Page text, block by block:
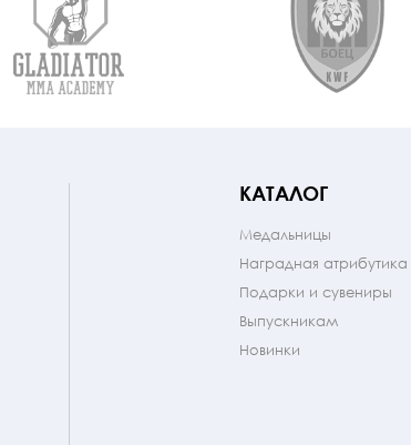
КАТАЛОГ
Медальницы
Наградная атрибутика
Подарки и сувениры
Выпускникам
Новинки